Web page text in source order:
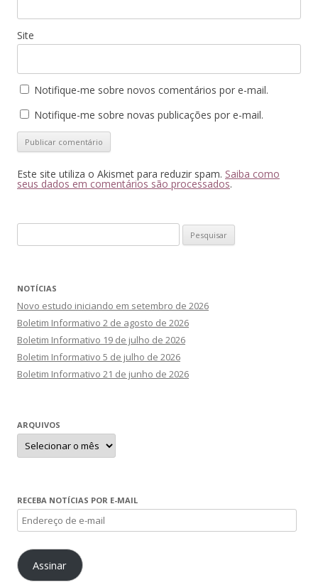
Site
Notifique-me sobre novos comentários por e-mail.
Notifique-me sobre novas publicações por e-mail.
Este site utiliza o Akismet para reduzir spam. Saiba como
seus dados em comentários são processados.
por:
NOTÍCIAS
Novo estudo iniciando em setembro de 2026
Boletim Informativo 2 de agosto de 2026
Boletim Informativo 19 de julho de 2026
Boletim Informativo 5 de julho de 2026
Boletim Informativo 21 de junho de 2026
ARQUIVOS
Arquivos
RECEBA NOTÍCIAS POR E-MAIL
Endereço
de
e-
mailAssinar